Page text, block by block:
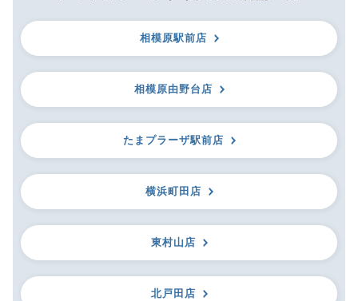
相模原駅前店
相模原由野台店
たまプラーザ駅前店
横浜町田店
東村山店
北戸田店